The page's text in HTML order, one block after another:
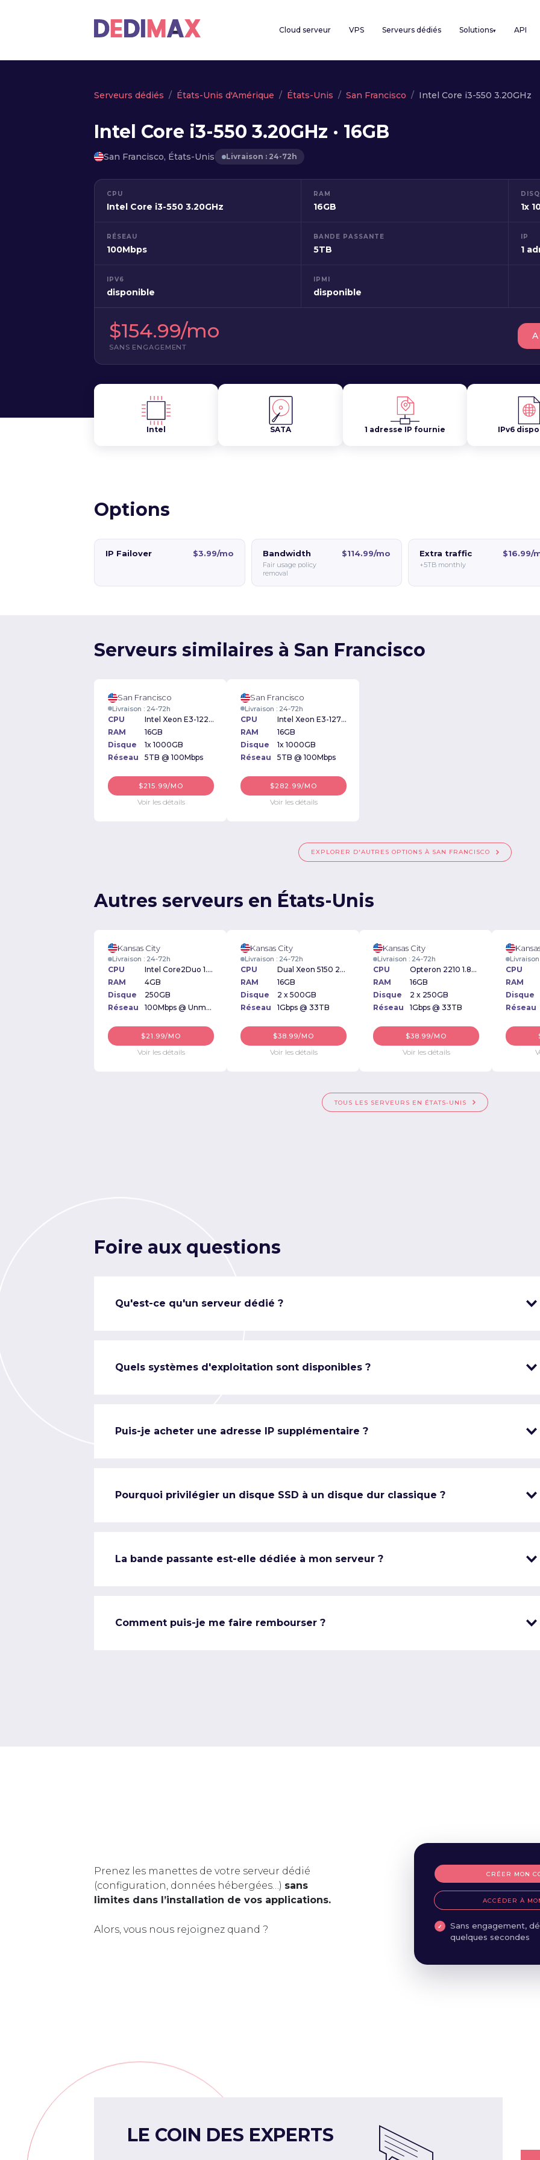
Cloud serveur VPS Serveurs dédiés Solutions▾ API
Serveurs dédiés États-Unis d'Amérique États-Unis San Francisco Intel Core i3-550 3.20GHz
Intel Core i3-550 3.20GHz · 16GB
San Francisco, États-Unis Livraison : 24-72h
CPU
Intel Core i3-550 3.20GHz
RAM
16GB 1x
RÉSEAU
100Mbps
BANDE PASSANTE
5TB
IP
1
IPV6
disponible
IPMI
disponible
$154.99/mo
SANS ENGAGEMENT
Intel SATA 1 adresse IP fournie IPv6
Options
IP Failover $3.99/mo Bandwidth
Fair usage policy
removal
$114.99/mo Extra traffic
+5TB monthly
$16.99/
Serveurs similaires à San Francisco
San Francisco
Livraison : 24-72h
CPU
Intel Xeon E3-1220 V2 3.10GHz
RAM
16GB
Disque
1x 1000GB
Réseau
5TB @ 100Mbps
$215.99/MO
Voir les détails
San Francisco
Livraison : 24-72h
CPU
Intel Xeon E3-1270 3.50GHz
RAM
16GB
Disque
1x 1000GB
Réseau
5TB @ 100Mbps
$282.99/MO
Voir les détails
EXPLORER D'AUTRES OPTIONS À SAN FRANCISCO
Autres serveurs en États-Unis
Kansas City
Livraison : 24-72h
CPU
Intel Core2Duo 1.6GHz
RAM
4GB
Disque
250GB
Réseau
100Mbps @ Unmetered
$21.99/MO
Voir les détails
Kansas City
Livraison : 24-72h
CPU
Dual Xeon 5150 2.66Ghz
RAM
16GB
Disque
2 x 500GB
Réseau
1Gbps @ 33TB
$38.99/MO
Voir les détails
Kansas City
Livraison : 24-72h
CPU
Opteron 2210 1.8Ghz
RAM
16GB
Disque
2 x 250GB
Réseau
1Gbps @ 33TB
$38.99/MO
Voir les détails
CPU
RAM
Disque
Réseau
TOUS LES SERVEURS EN ÉTATS-UNIS
Foire aux questions
Qu'est-ce qu'un serveur dédié ?
Quels systèmes d'exploitation sont disponibles ?
Puis-je acheter une adresse IP supplémentaire ?
Pourquoi privilégier un disque SSD à un disque dur classique ?
La bande passante est-elle dédiée à mon serveur ?
Comment puis-je me faire rembourser ?
Prenez les manettes de votre serveur dédié
(configuration, données hébergées…) sans
limites dans l’installation de vos applications.
Alors, vous nous rejoignez quand ?
CRÉER MON
ACCÉDER À
Sans engagement,
quelques secondes
LE COIN DES EXPERTS